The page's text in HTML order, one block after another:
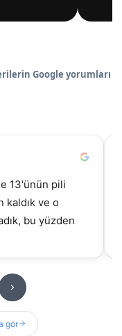
Google yorumları
13'ünün pili
ve o
bu yüzden
gör